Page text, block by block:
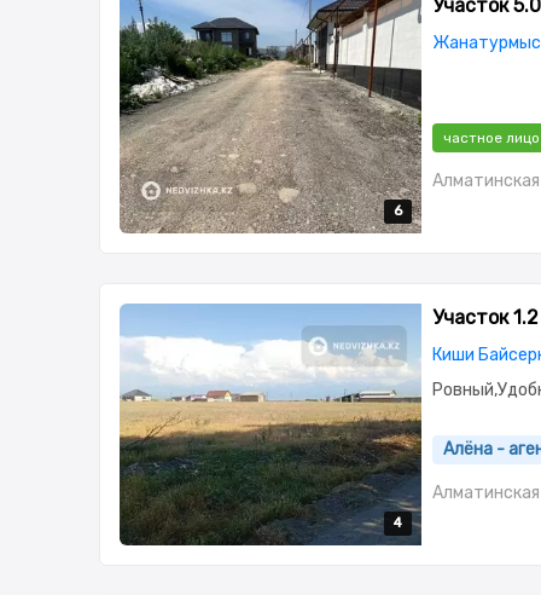
6
6
6
6
6
Участок
частное лицо
Алматинская
4
4
4
4
Участок 1.2
Киши
Алёна -
Алматинская